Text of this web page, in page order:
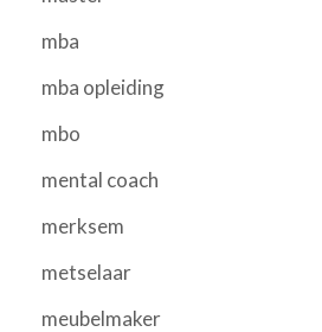
mba
mba opleiding
mbo
mental coach
merksem
metselaar
meubelmaker